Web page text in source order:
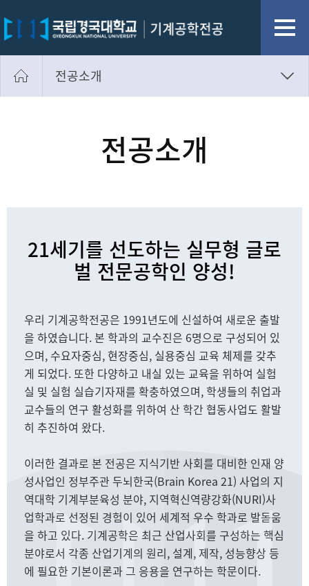
전공소개
전공주임 인사말
기계공학전공의 모습
찾아오시는길
전공소개
21세기를 선도하는 실무형 글로
벌 전문공학인 양성!
우리 기계공학전공은 1991년도에 신설하여 새로운 출발
을 하였습니다. 본 학과의 교수진은 6명으로 구성되어 있
으며, 수요자중심, 현장중심, 실용중심 교육 체제를 갖추
게 되었다. 또한 다양하고 내실 있는 교육을 위하여 실험
실 및 실험 실습기자재를 확충하였으며, 학생들의 취업과
교수들의 연구 활성화를 위하여 산 학간 협동사업도 활발
히 추진하여 왔다.
이러한 결과로 본 전공은 지식기반 사회를 대비한 인재 양
성사업인 정부주관 두뇌한국(Brain Korea 21) 사업의 지
역대학 기계부분육성 분야, 지역혁신역량강화(NURI)사
업학과로 선정된 경험이 있어 세계적 우수 학과로 발돋움
을 하고 있다. 기계공학은 최근 산업사회를 구성하는 핵심
분야로서 각종 산업기계의 원리, 설계, 제작, 성능향상 등
에 필요한 기본이론과 그 응용을 연구하는 학문이다.